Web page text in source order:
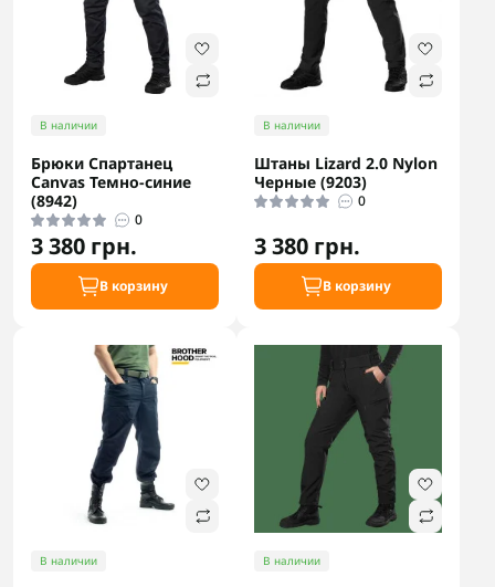
В наличии
Брюки Спартанец
Canvas Темно-синие
(8942)
0
3 380 грн.
В корзину
В наличии
Штаны Lizard 2.0 Nylon
Черные (9203)
0
3 380 грн.
В корзину
В наличии В наличии